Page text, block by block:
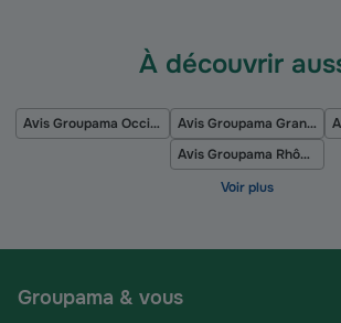
À découvrir
Avis Groupama Occitanie Avis Groupama Grand Est
Avis Groupama Rhône Alpes Auvergne
Groupama & vous